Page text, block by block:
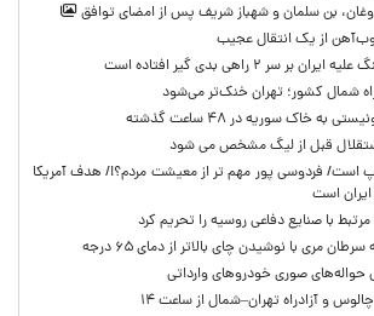
بن ‌سلمان و شهباز شریف پس از امضای توافق
سر ۲ راهی بدی گیر افتاده است
راه شمال کشور؛ تهران خنک‌تر می‌شود
قبل از لیگ مشخص می شود
فردوسی پور مهم تر از معیشت مردم؟!/ هدف آمریکا
است
مری با نوشیدن چای بالاتر از دمای ۶۵ درجه
حواله‌های صوری خودروهای وارداتی
و آزادراه تهران–شمال از ساعت ۱۴